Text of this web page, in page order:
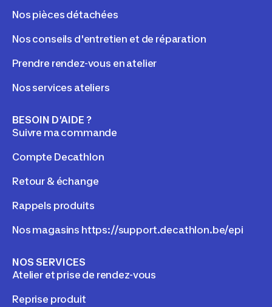
Nos pièces détachées
Nos conseils d'entretien et de réparation
Prendre rendez-vous en atelier
Nos services ateliers
BESOIN D'AIDE ?
Suivre ma commande
Compte Decathlon
Retour & échange
Rappels produits
Nos magasins https://support.decathlon.be/epi
NOS SERVICES
Atelier et prise de rendez-vous
Reprise produit